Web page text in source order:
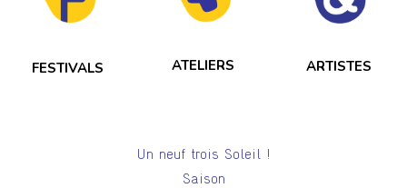
FESTIVALS ATELIERS ARTISTES
Un neuf trois Soleil !
Saison